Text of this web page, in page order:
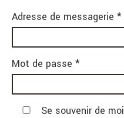
Adresse de messagerie *
Mot de passe *
Se souvenir de moi